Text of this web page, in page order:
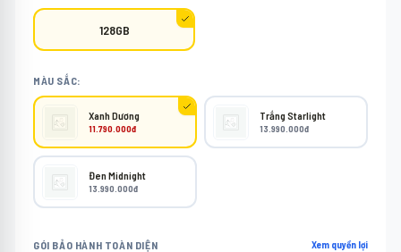
128GB
MÀU SẮC:
Xanh Dương
11.790.000đ
Trắng Starlight
13.990.000đ
Đen Midnight
13.990.000đ
GÓI BẢO HÀNH TOÀN DIỆN Xem quyền lợi